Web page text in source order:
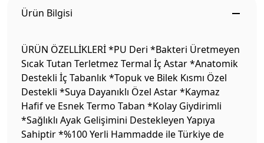
Ürün Bilgisi
ÜRÜN ÖZELLİKLERİ *PU Deri *Bakteri Üretmeyen
Sıcak Tutan Terletmez Termal İç Astar *Anatomik
Destekli İç Tabanlık *Topuk ve Bilek Kısmı Özel
Destekli *Suya Dayanıklı Özel Astar *Kaymaz
Hafif ve Esnek Termo Taban *Kolay Giydirimli
*Sağlıklı Ayak Gelişimini Destekleyen Yapıya
Sahiptir *%100 Yerli Hammadde ile Türkiye de